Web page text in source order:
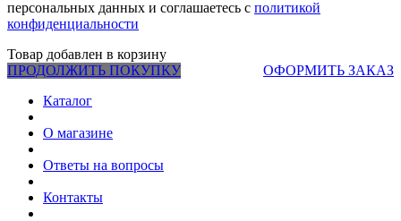
персональных данных и соглашаетесь c политикой
конфиденциальности
Товар добавлен в корзину
ПРОДОЛЖИТЬ ПОКУПКУ
ОФОРМИТЬ ЗАКАЗ
Каталог
О магазине
Ответы на вопросы
Контакты